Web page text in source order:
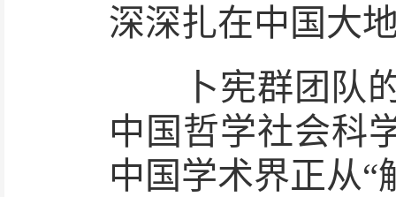
深深扎在中国大
卜宪群团队的
中国哲学社会科
中国学术界正从“